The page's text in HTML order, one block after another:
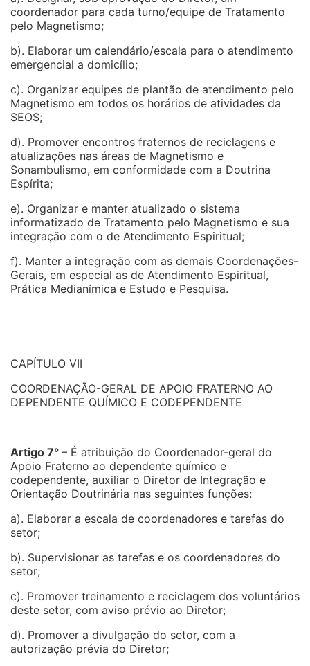
coordenador para cada turno/equipe de Tratamento
pelo Magnetismo;
b). Elaborar um calendário/escala para o atendimento
emergencial a domicílio;
c). Organizar equipes de plantão de atendimento pelo
Magnetismo em todos os horários de atividades da
SEOS;
d). Promover encontros fraternos de reciclagens e
atualizações nas áreas de Magnetismo e
Sonambulismo, em conformidade com a Doutrina
Espírita;
e). Organizar e manter atualizado o sistema
informatizado de Tratamento pelo Magnetismo e sua
integração com o de Atendimento Espiritual;
f). Manter a integração com as demais Coordenações-
Gerais, em especial as de Atendimento Espiritual,
Prática Medianímica e Estudo e Pesquisa.
CAPÍTULO VII
COORDENAÇÃO-GERAL DE APOIO FRATERNO AO
DEPENDENTE QUÍMICO E CODEPENDENTE
Artigo 7° – É atribuição do Coordenador-geral do
Apoio Fraterno ao dependente químico e
codependente, auxiliar o Diretor de Integração e
Orientação Doutrinária nas seguintes funções:
a). Elaborar a escala de coordenadores e tarefas do
setor;
b). Supervisionar as tarefas e os coordenadores do
setor;
c). Promover treinamento e reciclagem dos voluntários
deste setor, com aviso prévio ao Diretor;
d). Promover a divulgação do setor, com a
autorização prévia do Diretor;